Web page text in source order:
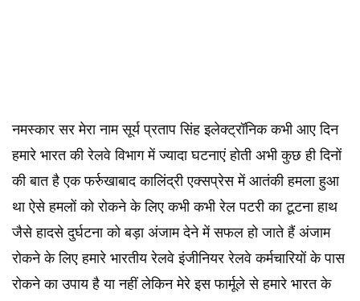
नमस्कार सर मेरा नाम सूर्य प्रताप सिंह इलेक्ट्रॉनिक कभी आए दिन
हमारे भारत की रेलवे विभाग में ज्यादा घटनाएं होती अभी कुछ ही दिनों
की बात है एक फर्रुखाबाद कालिंद्री एक्सप्रेस में आतंकी हमला हुआ
था ऐसे हमलों को रोकने के लिए कभी कभी रेल पटरी का टूटना हाथ
जैसे हादसे दुर्घटना को बड़ा अंजाम देने में सफल हो जाते हैं अंजाम
रोकने के लिए हमारे भारतीय रेलवे इंजीनियर रेलवे कर्मचारियों के पास
रोकने का उपाय है या नहीं लेकिन मेरे इस फार्मूले से हमारे भारत के